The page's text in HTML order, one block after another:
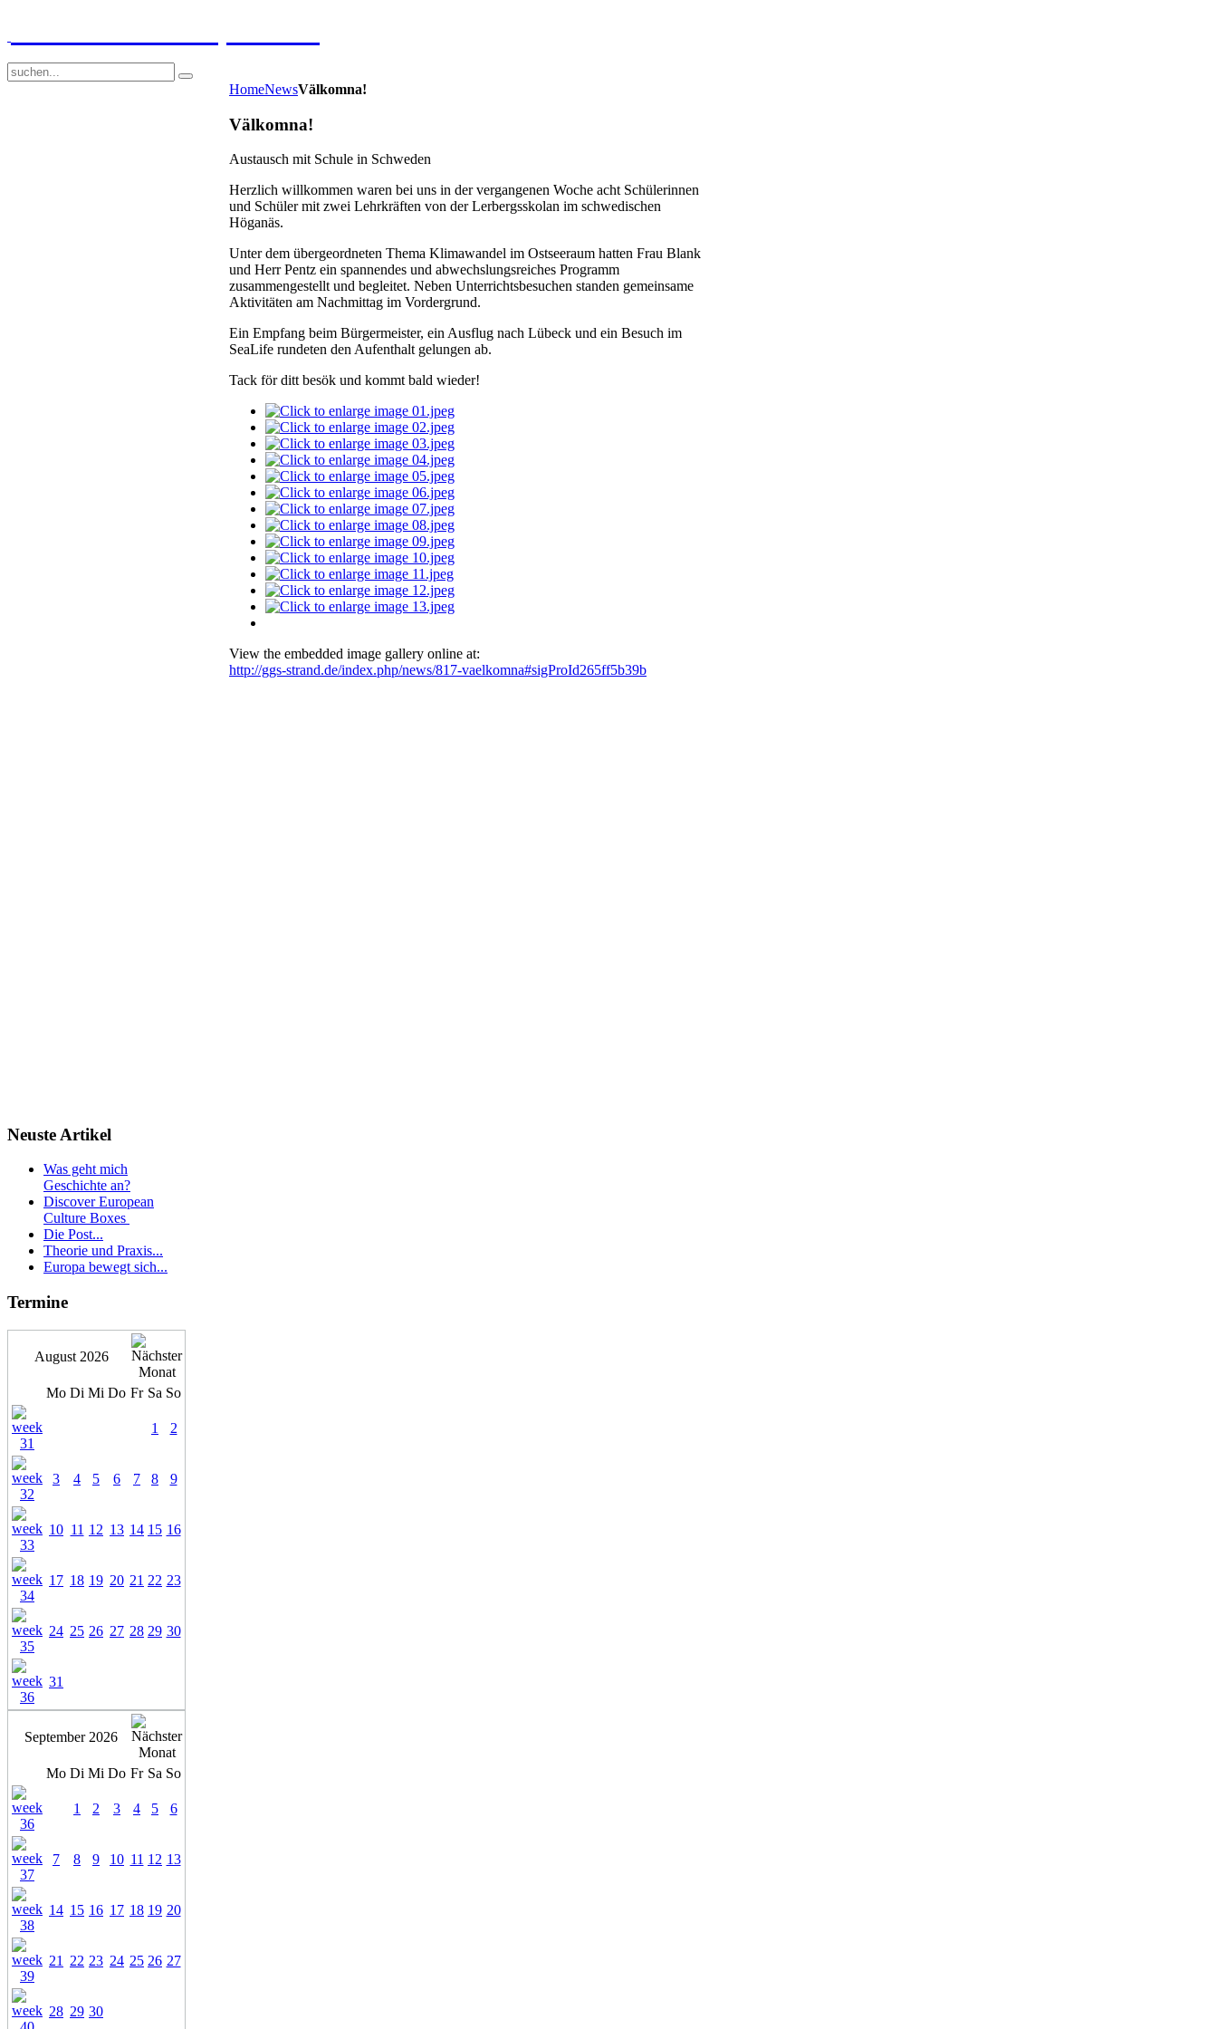
HomeNewsVälkomna!
Välkomna!
Austausch mit Schule in Schweden
Herzlich willkommen waren bei uns in der vergangenen Woche acht Schülerinnen
und Schüler mit zwei Lehrkräften von der Lerbergsskolan im schwedischen
Höganäs.
Unter dem übergeordneten Thema Klimawandel im Ostseeraum hatten Frau Blank
und Herr Pentz ein spannendes und abwechslungsreiches Programm
zusammengestellt und begleitet. Neben Unterrichtsbesuchen standen gemeinsame
Aktivitäten am Nachmittag im Vordergrund.
Ein Empfang beim Bürgermeister, ein Ausflug nach Lübeck und ein Besuch im
SeaLife rundeten den Aufenthalt gelungen ab.
Tack för ditt besök und kommt bald wieder!
View the embedded image gallery online at:
http://ggs-strand.de/index.php/news/817-vaelkomna#sigProId265ff5b39b
Neuste Artikel
Was geht mich
Geschichte an?
Discover European
Culture Boxes
Die Post...
Theorie und Praxis...
Europa bewegt sich...
Termine
August 2026
Mo Di Mi Do Fr Sa So
1 2
3 4 5 6 7 8 9
10 11 12 13 14 15 16
17 18 19 20 21 22 23
24 25 26 27 28 29 30
31
September 2026
Mo Di Mi Do Fr Sa So
1 2 3 4 5 6
7 8 9 10 11 12 13
14 15 16 17 18 19 20
21 22 23 24 25 26 27
28 29 30